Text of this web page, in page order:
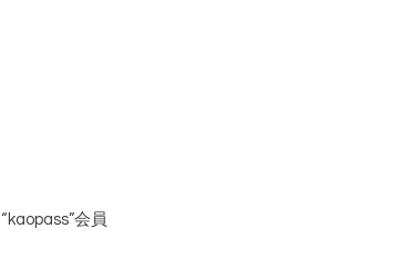
“kaopass”会員